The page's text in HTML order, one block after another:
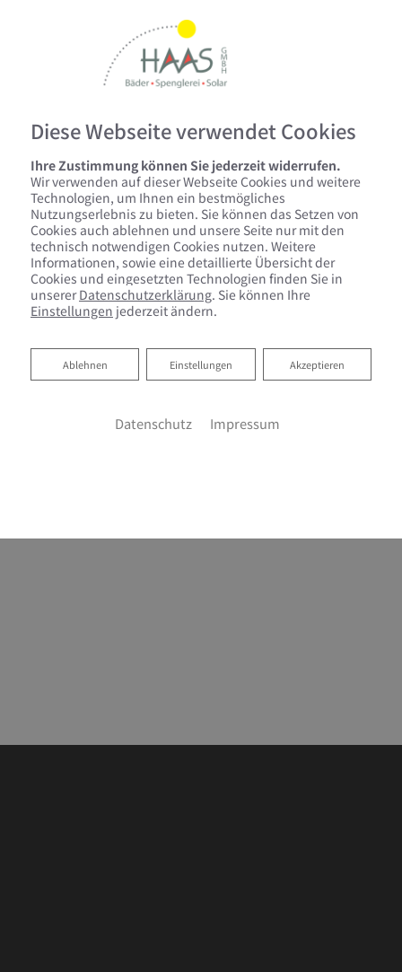
Startseite»Bad»Badinspiration & Musterbäder»Basic-Bad 7 ㎡
Basic-Bad 7 ㎡
Diese Webseite verwendet Cookies
Ihre Zustimmung können Sie jederzeit widerrufen.
Wir verwenden auf dieser Webseite Cookies und weitere
Technologien, um Ihnen ein bestmögliches
Nutzungserlebnis zu bieten. Sie können das Setzen von
Cookies auch ablehnen und unsere Seite nur mit den
technisch notwendigen Cookies nutzen. Weitere
Informationen, sowie eine detaillierte Übersicht der
Cookies und eingesetzten Technologien finden Sie in
unsererDatenschutzerklärung. Sie können Ihre
Einstellungen jederzeit ändern.
Akzeptieren
Einstellungen
Ablehnen
Ablehnen
Datenschutz Impressum